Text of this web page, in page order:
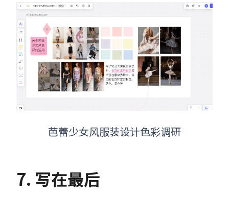
芭蕾少女风服装设计色彩调研
7. 写在最后